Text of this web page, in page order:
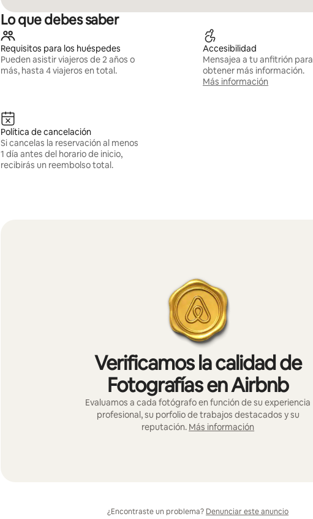
Lo que debes saber
Requisitos para los huéspedes
Pueden asistir viajeros de 2 años o
más, hasta 4 viajeros en total.
Accesibilidad
Mensajea a tu anfitrión para
obtener más información.
Más información
Política de cancelación
Si cancelas la reservación al menos
1 día antes del horario de inicio,
recibirás un reembolso total.
Verificamos la calidad de
Fotografías en Airbnb
Evaluamos a cada fotógrafo en función de su experiencia
profesional, su porfolio de trabajos destacados y su
reputación. Más información
¿Encontraste un problema? Denunciar este anuncio